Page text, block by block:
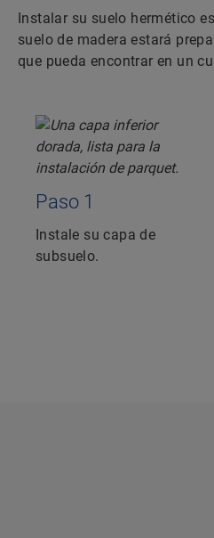
Instalar su suelo hermético
suelo de madera estará
que pueda encontrar en un
Paso 1
Instale su capa de
subsuelo.